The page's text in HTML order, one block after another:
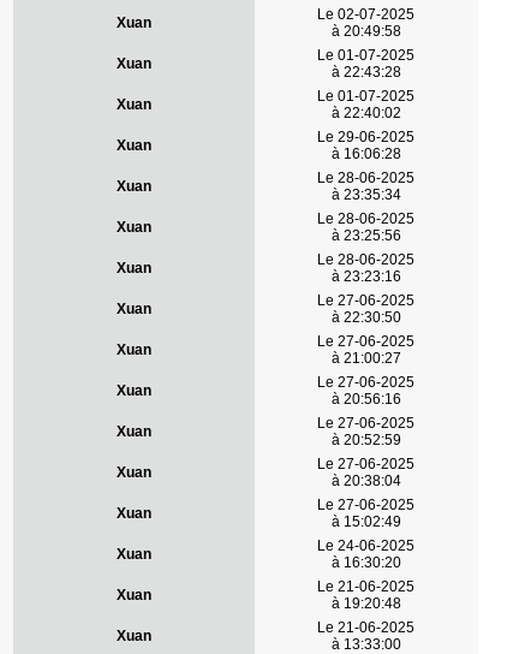
Xuan
Le 02-07-2025
à 20:49:58
Xuan
Le 01-07-2025
à 22:43:28
Xuan
Le 01-07-2025
à 22:40:02
Xuan
Le 29-06-2025
à 16:06:28
Xuan
Le 28-06-2025
à 23:35:34
Xuan
Le 28-06-2025
à 23:25:56
Xuan
Le 28-06-2025
à 23:23:16
Xuan
Le 27-06-2025
à 22:30:50
Xuan
Le 27-06-2025
à 21:00:27
Xuan
Le 27-06-2025
à 20:56:16
Xuan
Le 27-06-2025
à 20:52:59
Xuan
Le 27-06-2025
à 20:38:04
Xuan
Le 27-06-2025
à 15:02:49
Xuan
Le 24-06-2025
à 16:30:20
Xuan
Le 21-06-2025
à 19:20:48
Xuan
Le 21-06-2025
à 13:33:00